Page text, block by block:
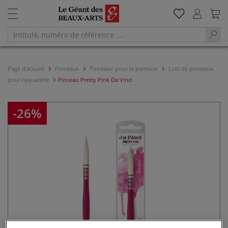
Page d'accueil Pinceaux Pinceaux pour la peinture
Lots de pinceaux
pour l'aquarelle
Pinceau Pretty Pink Da Vinci
-26%